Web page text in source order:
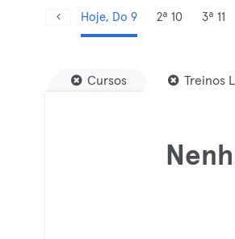
Hoje, Do 9 2ª 10 3ª 11
Cursos Treinos